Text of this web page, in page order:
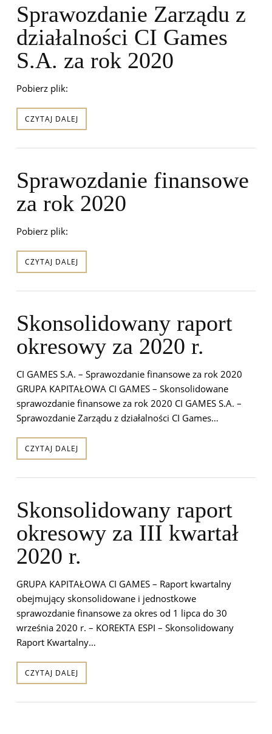
Sprawozdanie Zarządu z
działalności CI Games
S.A. za rok 2020
Pobierz plik:
CZYTAJ DALEJ
Sprawozdanie finansowe
za rok 2020
Pobierz plik:
CZYTAJ DALEJ
Skonsolidowany raport
okresowy za 2020 r.
CI GAMES S.A. – Sprawozdanie finansowe za rok 2020
GRUPA KAPITAŁOWA CI GAMES – Skonsolidowane
sprawozdanie finansowe za rok 2020 CI GAMES S.A. –
Sprawozdanie Zarządu z działalności CI Games…
CZYTAJ DALEJ
Skonsolidowany raport
okresowy za III kwartał
2020 r.
GRUPA KAPITAŁOWA CI GAMES – Raport kwartalny
obejmujący skonsolidowane i jednostkowe
sprawozdanie finansowe za okres od 1 lipca do 30
września 2020 r. – KOREKTA ESPI – Skonsolidowany
Raport Kwartalny…
CZYTAJ DALEJ